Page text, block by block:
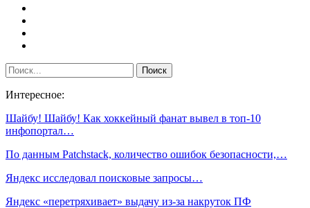
Интересное:
Шайбу! Шайбу! Как хоккейный фанат вывел в топ-10
инфопортал…
По данным Patchstack, количество ошибок безопасности,…
Яндекс исследовал поисковые запросы…
Яндекс «перетряхивает» выдачу из-за накруток ПФ